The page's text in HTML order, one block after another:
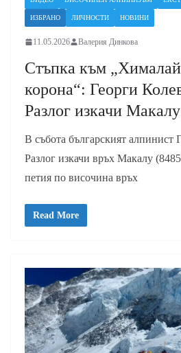
ИЗБРАНО ЛИЧНОСТИ НОВИНИ
11.05.2026 Валерия Динкова
Стъпка към
корона“: Георги
Разлог изкачи
В събота българският алпинист
Разлог изкачи връх Макалу
петия по височина връх
Read More